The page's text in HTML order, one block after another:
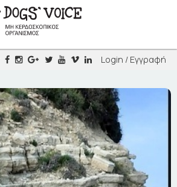
Login / Εγγραφή